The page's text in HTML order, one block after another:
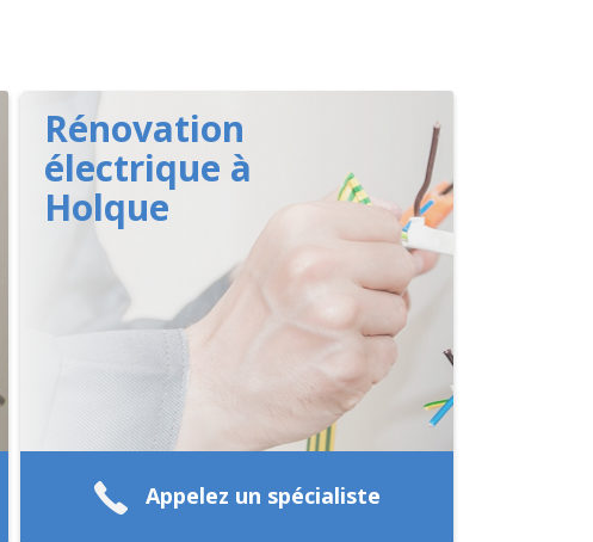
Rénovation
électrique à
Holque
Appelez un spécialiste